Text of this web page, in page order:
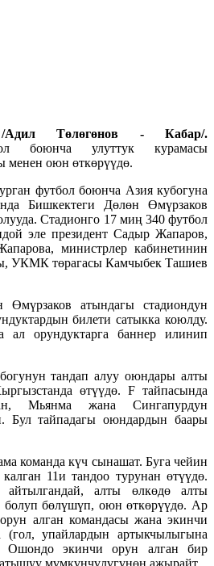
Адил Төлөгөнов - Кабар/.
боюнча улуттук курамасы
менен оюн өткөрүүдө.
футбол боюнча Азия кубогуна
Бишкектеги Дөлөн Өмүрзаков
Стадионго 17 миң 340 футбол
эле президент Садыр Жапаров,
министрлер кабинетинин
УКМК төрагасы Камчыбек Ташиев
Өмүрзаков атындагы стадиондун
билети сатыкка коюлду.
ал орундуктарга баннер илинип
тандап алуу оюндары алты
өтүүдө. F тайпасында
Мьянма жана Сингапурдун
Бул тайпадагы оюндардын баары
команда күч сынашат. Буга чейин
11и тандоо турунан өтүүдө.
айтылгандай, алты өлкөдө алты
болуп бөлүшүп, оюн өткөрүүдө. Ар
алган командасы жана экинчи
упайлардын артыкчылыгына
Ошондо экинчи орун алган бир
мүмкүнчүлүгүнөн ажырайт.